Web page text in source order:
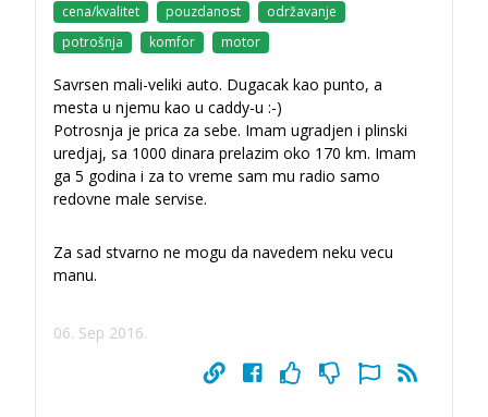
cena/kvalitet pouzdanost
održavanje
potrošnja
komfor motor
Savrsen mali-veliki auto. Dugacak kao punto, a
mesta u njemu kao u caddy-u :-)
Potrosnja je prica za sebe. Imam ugradjen i plinski
uredjaj, sa 1000 dinara prelazim oko 170 km. Imam
ga 5 godina i za to vreme sam mu radio samo
redovne male servise.
Za sad stvarno ne mogu da navedem neku vecu
manu.
06. Sep 2016.